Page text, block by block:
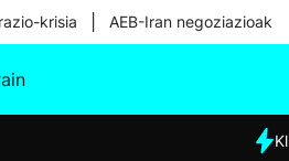
krisia AEB-Iran negoziazioak
Eguraldia